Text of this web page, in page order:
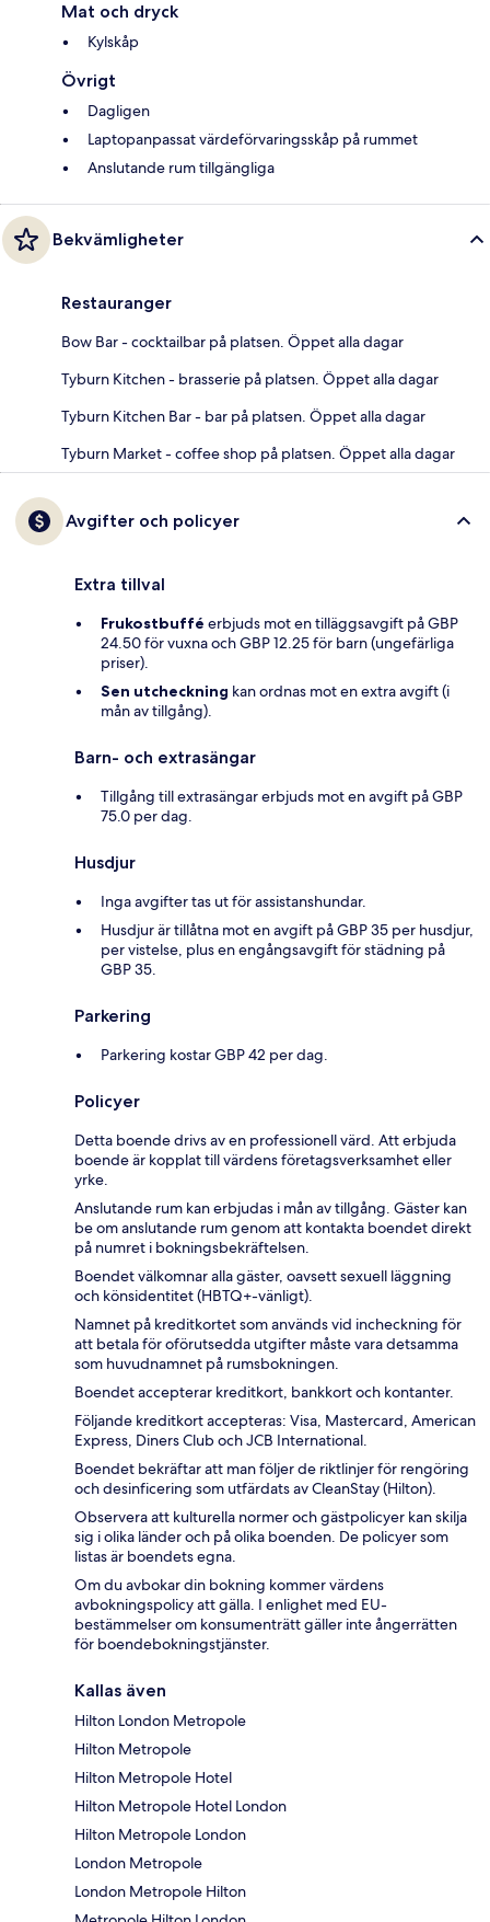
Mat och dryck
Kylskåp
Övrigt
Dagligen
Laptopanpassat värdeförvaringsskåp på rummet
Anslutande rum tillgängliga
Bekvämligheter
Restauranger
Bow Bar - cocktailbar på platsen. Öppet alla dagar
Tyburn Kitchen - brasserie på platsen. Öppet alla dagar
Tyburn Kitchen Bar - bar på platsen. Öppet alla dagar
Tyburn Market - coffee shop på platsen. Öppet alla dagar
Avgifter och policyer
Extra tillval
Frukostbuffé erbjuds mot en tilläggsavgift på GBP
24.50 för vuxna och GBP 12.25 för barn (ungefärliga
priser).
Sen utcheckning kan ordnas mot en extra avgift (i
mån av tillgång).
Barn- och extrasängar
Tillgång till extrasängar erbjuds mot en avgift på GBP
75.0 per dag.
Husdjur
Inga avgifter tas ut för assistanshundar.
Husdjur är tillåtna mot en avgift på GBP 35 per husdjur,
per vistelse, plus en engångsavgift för städning på
GBP 35.
Parkering
Parkering kostar GBP 42 per dag.
Policyer
Detta boende drivs av en professionell värd. Att erbjuda
boende är kopplat till värdens företagsverksamhet eller
yrke.
Anslutande rum kan erbjudas i mån av tillgång. Gäster kan
be om anslutande rum genom att kontakta boendet direkt
på numret i bokningsbekräftelsen.
Boendet välkomnar alla gäster, oavsett sexuell läggning
och könsidentitet (HBTQ+-vänligt).
Namnet på kreditkortet som används vid incheckning för
att betala för oförutsedda utgifter måste vara detsamma
som huvudnamnet på rumsbokningen.
Boendet accepterar kreditkort, bankkort och kontanter.
Följande kreditkort accepteras: Visa, Mastercard, American
Express, Diners Club och JCB International.
Boendet bekräftar att man följer de riktlinjer för rengöring
och desinficering som utfärdats av CleanStay (Hilton).
Observera att kulturella normer och gästpolicyer kan skilja
sig i olika länder och på olika boenden. De policyer som
listas är boendets egna.
Om du avbokar din bokning kommer värdens
avbokningspolicy att gälla. I enlighet med EU-
bestämmelser om konsumenträtt gäller inte ångerrätten
för boendebokningstjänster.
Kallas även
Hilton London Metropole
Hilton Metropole
Hilton Metropole Hotel
Hilton Metropole Hotel London
Hilton Metropole London
London Metropole
London Metropole Hilton